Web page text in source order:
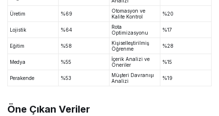
Üretim %69
Otomasyon ve
Kalite Kontrol
%20
Lojistik %64
Rota
Optimizasyonu
%17
Eğitim %58
Kişiselleştirilmiş
Öğrenme
%28
Medya %55
İçerik Analizi ve
Öneriler
%15
Perakende %53
Müşteri Davranışı
Analizi
%19
Öne Çıkan Veriler